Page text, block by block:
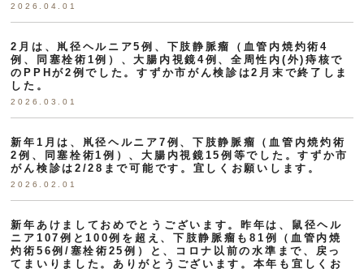
2026.04.01
2月は、鼡径ヘルニア5例、下肢静脈瘤（血管内焼灼術4
例、同塞栓術1例）、大腸内視鏡4例、全周性内(外)痔核で
のPPHが2例でした。すずか市がん検診は2月末で終了しま
した。
2026.03.01
新年1月は、鼡径ヘルニア7例、下肢静脈瘤（血管内焼灼術
2例、同塞栓術1例）、大腸内視鏡15例等でした。すずか市
がん検診は2/28まで可能です。宜しくお願いします。
2026.02.01
新年あけましておめでとうございます。昨年は、鼠径ヘル
ニア107例と100例を超え、下肢静脈瘤も81例（血管内焼
灼術56例/塞栓術25例）と、コロナ以前の水準まで、戻っ
てまいりました。ありがとうございます。本年も宜しくお